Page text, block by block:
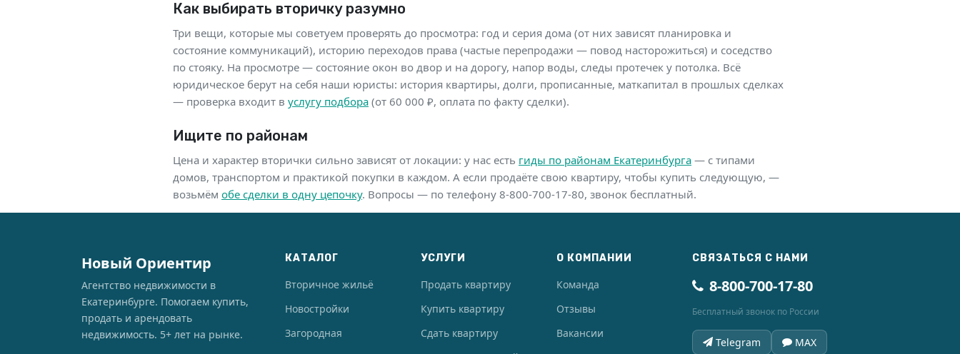
Как выбирать вторичку разумно
Три вещи, которые мы советуем проверять до просмотра: год и серия дома (от них зависят планировка и
состояние коммуникаций), историю переходов права (частые перепродажи — повод насторожиться) и соседство
по стояку. На просмотре — состояние окон во двор и на дорогу, напор воды, следы протечек у потолка. Всё
юридическое берут на себя наши юристы: история квартиры, долги, прописанные, маткапитал в прошлых сделках
— проверка входит в услугу подбора (от 60 000 ₽, оплата по факту сделки).
Ищите по районам
Цена и характер вторички сильно зависят от локации: у нас есть гиды по районам Екатеринбурга — с типами
домов, транспортом и практикой покупки в каждом. А если продаёте свою квартиру, чтобы купить следующую, —
возьмём обе сделки в одну цепочку. Вопросы — по телефону 8-800-700-17-80, звонок бесплатный.
Новый Ориентир
Агентство недвижимости в
Екатеринбурге. Помогаем купить,
продать и арендовать
недвижимость. 5+ лет на рынке.
КАТАЛОГ
Вторичное жильё
Новостройки
Загородная
УСЛУГИ
Продать квартиру
Купить квартиру
Сдать квартиру
О КОМПАНИИ
Команда
Отзывы
Вакансии
СВЯЗАТЬСЯ С НАМИ
8-800-700-17-80
Бесплатный звонок по России
Telegram MAX